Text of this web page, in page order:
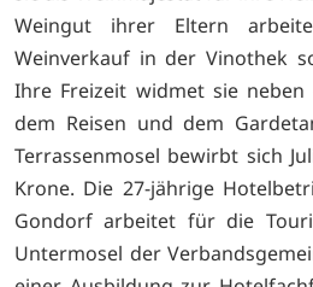
Weingut ihrer Eltern
Weinverkauf in der Vinothek
Ihre Freizeit widmet sie neben
dem Reisen und dem
Terrassenmosel bewirbt sich
Krone. Die 27-jährige
Gondorf arbeitet für die
Untermosel der